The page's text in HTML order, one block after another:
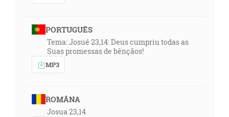
PORTUGUÊS
Tema: Josué 23,14: Deus cumpriu todas as
Suas promessas de bênçãos!
MP3
ROMÂNA
Josua 23,14